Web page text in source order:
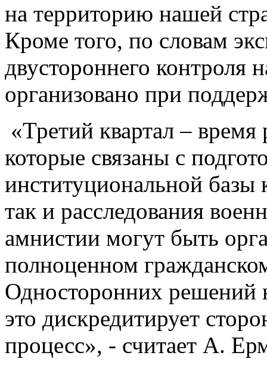
на территорию нашей
Кроме того, по словам
двустороннего контроля
организовано при
«Третий квартал – время
которые связаны с
институциональной базы
так и расследования
амнистии могут быть
полноценном
Односторонних решений
это дискредитирует
процесс», - считает А.